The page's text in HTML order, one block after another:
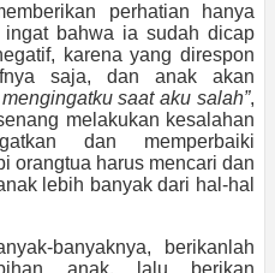
perhatian hanya
bahwa ia sudah dicap
karena yang direspon
saja, dan anak akan
saat aku salah”,
melakukan kesalahan
dan memperbaiki
orangtua harus mencari dan
lebih banyak dari hal-hal
banyaknya, berikanlah